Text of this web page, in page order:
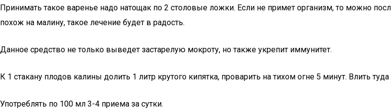
Принимать такое варенье надо натощак по 2 столовые ложки. Если не примет организм, то можно
похож на малину, такое лечение будет в радость.
Данное средство не только выведет застарелую мокроту, но также укрепит иммунитет.
К 1 стакану плодов калины долить 1 литр крутого кипятка, проварить на тихом огне 5 минут. Влить
Употреблять по 100 мл 3-4 приема за сутки.